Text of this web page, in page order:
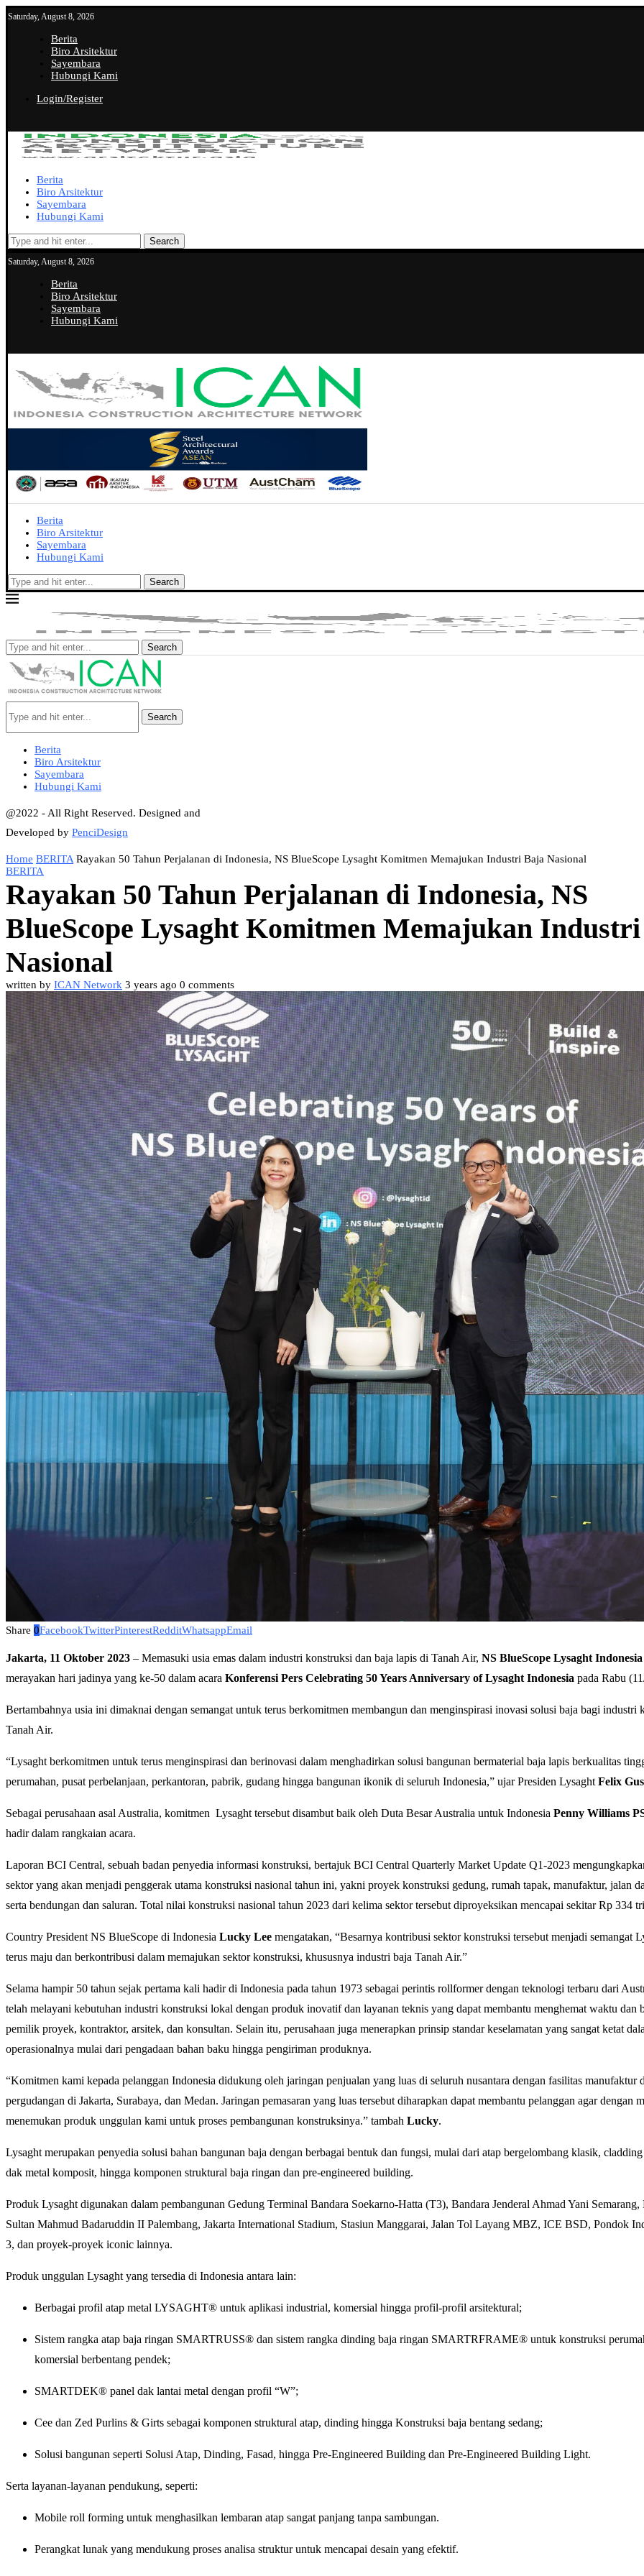
Saturday, August 8, 2026
Berita
Biro Arsitektur
Sayembara
Hubungi Kami
Login/Register
Berita
Biro Arsitektur
Sayembara
Hubungi Kami
Search
Saturday, August 8, 2026
Berita
Biro Arsitektur
Sayembara
Hubungi Kami
Berita
Biro Arsitektur
Sayembara
Hubungi Kami
Search
Search
Search
Berita
Biro Arsitektur
Sayembara
Hubungi Kami
@2022 - All Right Reserved. Designed and
Developed by PenciDesign
Home BERITA Rayakan 50 Tahun Perjalanan di Indonesia, NS BlueScope Lysaght Komitmen Memajukan Industri Baja Nasional
BERITA
Rayakan 50 Tahun Perjalanan di Indonesia, NS
BlueScope Lysaght Komitmen Memajukan
Nasional
written by ICAN Network 3 years ago 0 comments
Share 0FacebookTwitterPinterestRedditWhatsappEmail
Jakarta, 11 Oktober 2023 – Memasuki usia emas dalam industri konstruksi dan baja lapis di Tanah Air, NS BlueScope Lysaght
merayakan hari jadinya yang ke-50 dalam acara Konferensi Pers Celebrating 50 Years Anniversary of Lysaght Indonesia pada Rabu
Bertambahnya usia ini dimaknai dengan semangat untuk terus berkomitmen membangun dan menginspirasi inovasi solusi baja bagi industri
Tanah Air.
“Lysaght berkomitmen untuk terus menginspirasi dan berinovasi dalam menghadirkan solusi bangunan bermaterial baja lapis berkualitas
perumahan, pusat perbelanjaan, perkantoran, pabrik, gudang hingga bangunan ikonik di seluruh Indonesia,” ujar Presiden Lysaght Felix
Sebagai perusahaan asal Australia, komitmen Lysaght tersebut disambut baik oleh Duta Besar Australia untuk Indonesia Penny Williams
hadir dalam rangkaian acara.
Laporan BCI Central, sebuah badan penyedia informasi konstruksi, bertajuk BCI Central Quarterly Market Update Q1-2023
sektor yang akan menjadi penggerak utama konstruksi nasional tahun ini, yakni proyek konstruksi gedung, rumah tapak, manufaktur, jalan
serta bendungan dan saluran. Total nilai konstruksi nasional tahun 2023 dari kelima sektor tersebut diproyeksikan mencapai sekitar Rp 334
Country President NS BlueScope di Indonesia Lucky Lee mengatakan, “Besarnya kontribusi sektor konstruksi tersebut menjadi semangat
terus maju dan berkontribusi dalam memajukan sektor konstruksi, khususnya industri baja Tanah Air.”
Selama hampir 50 tahun sejak pertama kali hadir di Indonesia pada tahun 1973 sebagai perintis rollformer dengan teknologi terbaru dari
telah melayani kebutuhan industri konstruksi lokal dengan produk inovatif dan layanan teknis yang dapat membantu menghemat waktu dan
pemilik proyek, kontraktor, arsitek, dan konsultan. Selain itu, perusahaan juga menerapkan prinsip standar keselamatan yang sangat ketat
operasionalnya mulai dari pengadaan bahan baku hingga pengiriman produknya.
“Komitmen kami kepada pelanggan Indonesia didukung oleh jaringan penjualan yang luas di seluruh nusantara dengan fasilitas manufaktur
pergudangan di Jakarta, Surabaya, dan Medan. Jaringan pemasaran yang luas tersebut diharapkan dapat membantu pelanggan agar dengan
menemukan produk unggulan kami untuk proses pembangunan konstruksinya.” tambah Lucky.
Lysaght merupakan penyedia solusi bahan bangunan baja dengan berbagai bentuk dan fungsi, mulai dari atap bergelombang klasik,
dak metal komposit, hingga komponen struktural baja ringan dan pre-engineered building.
Produk Lysaght digunakan dalam pembangunan Gedung Terminal Bandara Soekarno-Hatta (T3), Bandara Jenderal Ahmad Yani Semarang,
Sultan Mahmud Badaruddin II Palembang, Jakarta International Stadium, Stasiun Manggarai, Jalan Tol Layang MBZ, ICE BSD, Pondok
3, dan proyek-proyek iconic lainnya.
Produk unggulan Lysaght yang tersedia di Indonesia antara lain:
Berbagai profil atap metal LYSAGHT® untuk aplikasi industrial, komersial hingga profil-profil arsitektural;
Sistem rangka atap baja ringan SMARTRUSS® dan sistem rangka dinding baja ringan SMARTRFRAME® untuk konstruksi
komersial berbentang pendek;
SMARTDEK® panel dak lantai metal dengan profil “W”;
Cee dan Zed Purlins & Girts sebagai komponen struktural atap, dinding hingga Konstruksi baja bentang sedang;
Solusi bangunan seperti Solusi Atap, Dinding, Fasad, hingga Pre-Engineered Building dan Pre-Engineered Building Light.
Serta layanan-layanan pendukung, seperti:
Mobile roll forming untuk menghasilkan lembaran atap sangat panjang tanpa sambungan.
Perangkat lunak yang mendukung proses analisa struktur untuk mencapai desain yang efektif.